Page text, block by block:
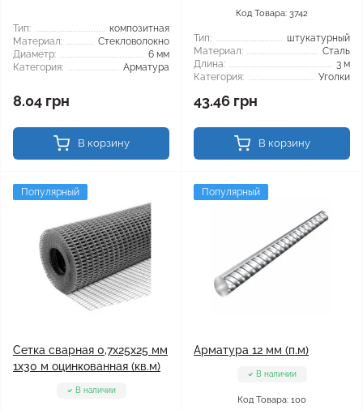
Тип:
композитная
Материал:
Стекловолокно
Диаметр:
6 мм
Категория:
Арматура
8.04 грн
В корзину
Код Товара: 3742
Тип:
штукатурный
Материал:
Сталь
Длина:
3 м
Категория:
Уголки
43.46 грн
В корзину
Популярный
Сетка сварная 0,7x25x25 мм
1x30 м оцинкованная (кв.м)
В наличии
Популярный
Арматура 12 мм (п.м)
В наличии
Код Товара: 100